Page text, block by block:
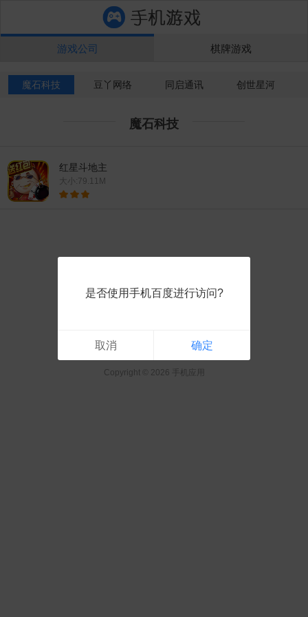
游戏公司 棋牌游戏
魔石科技 豆丫网络 同启通讯 创世星河
魔石科技
红星斗地主
大小:79.11M
Copyright © 2026 手机应用
是否使用手机百度进行访问?
取消 确定